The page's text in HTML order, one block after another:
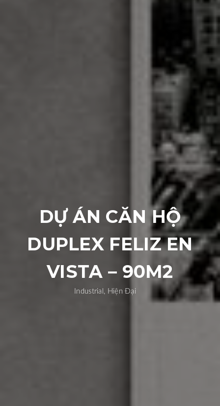
DỰ ÁN CĂN HỘ
DUPLEX FELIZ EN
VISTA – 90M2
Industrial, Hiện Đại